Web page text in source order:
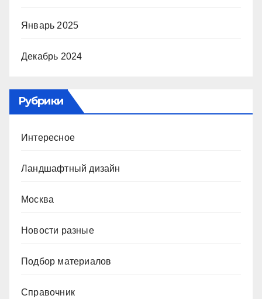
Январь 2025
Декабрь 2024
Рубрики
Интересное
Ландшафтный дизайн
Москва
Новости разные
Подбор материалов
Справочник